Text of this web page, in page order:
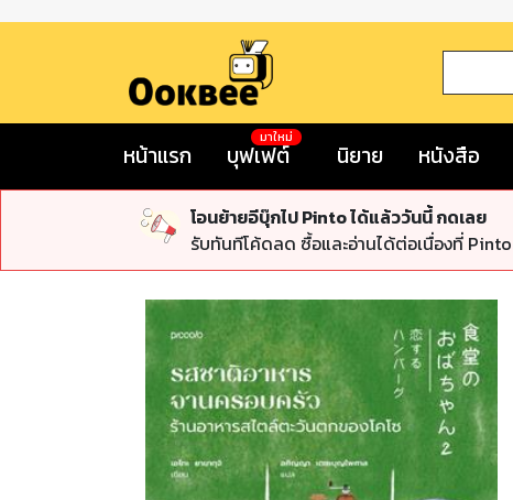
หน้าแรก บุฟเฟต์
มาใหม่
นิยาย หนังสือ
โอนย้ายอีบุ๊กไป Pinto ได้แล้ววันนี้ กดเลย
รับทันทีโค้ดลด ซื้อและอ่านได้ต่อเนื่องที่ Pinto